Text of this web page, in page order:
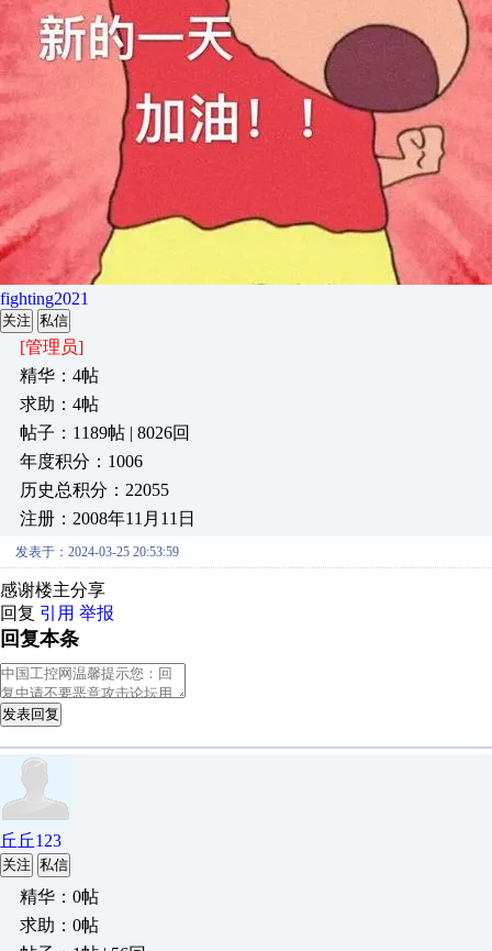
fighting2021
关注 私信
[管理员]
精华：4帖
求助：4帖
帖子：1189帖 | 8026回
年度积分：1006
历史总积分：22055
注册：2008年11月11日
发表于：2024-03-25 20:53:59
感谢楼主分享
回复 引用 举报
回复本条
发表回复
丘丘123
关注 私信
精华：0帖
求助：0帖